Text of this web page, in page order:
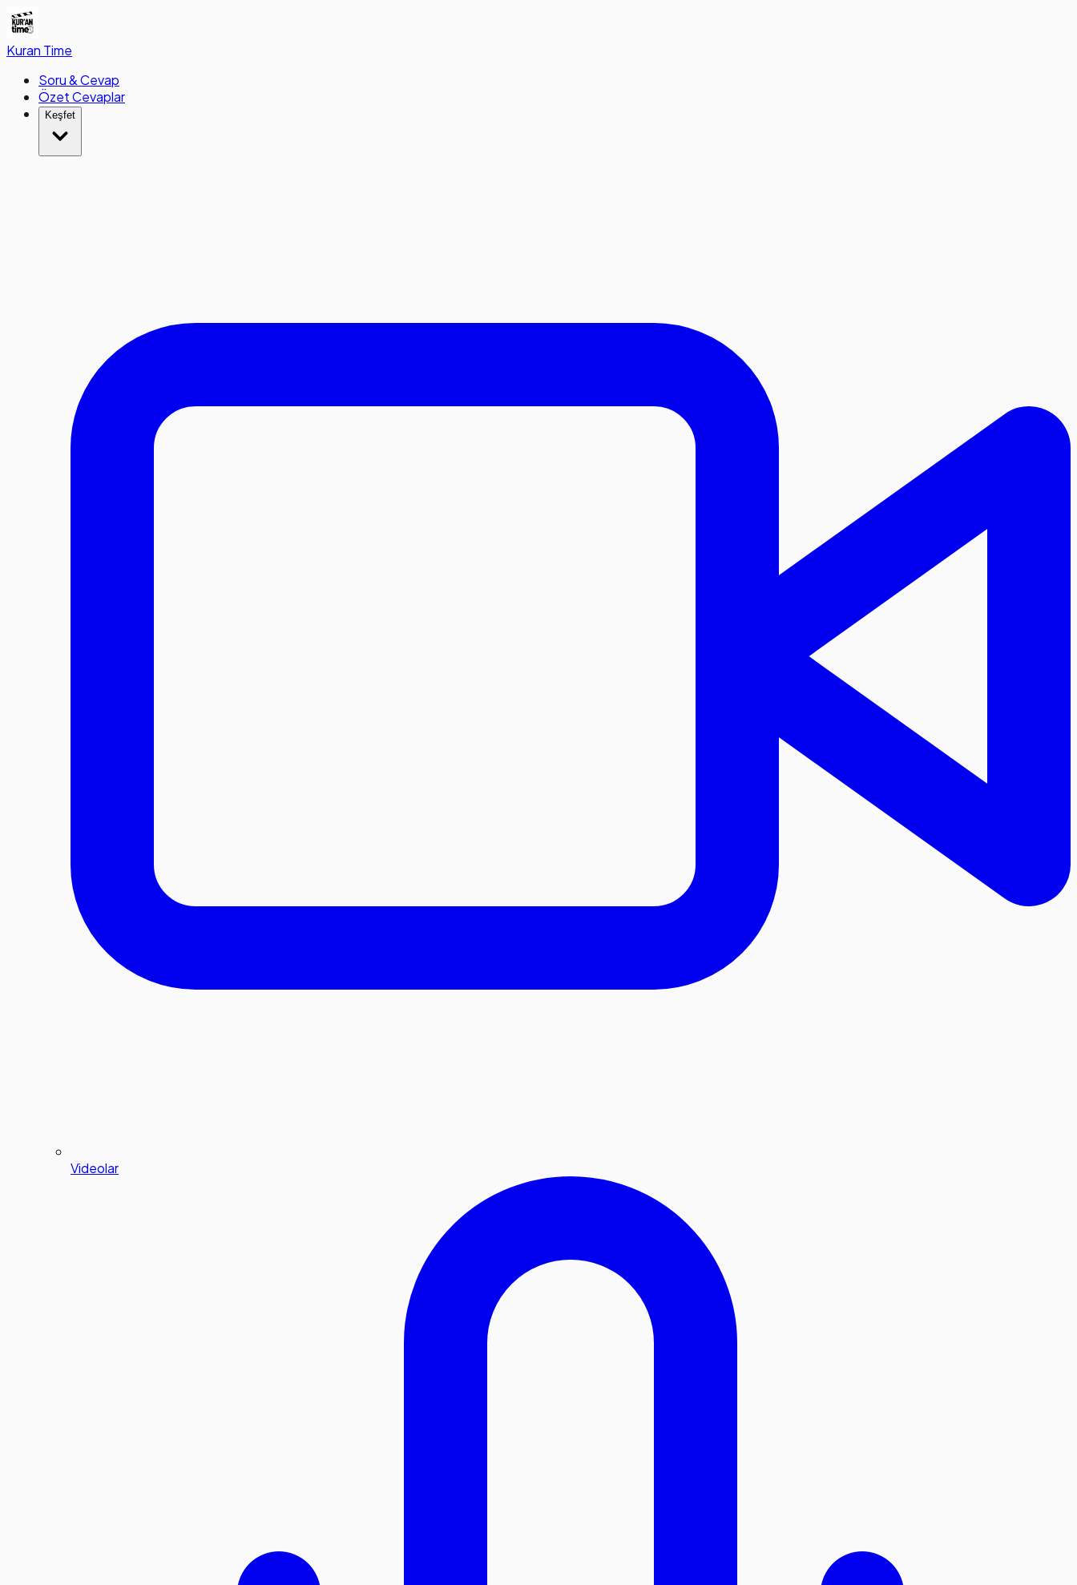
Kuran Time
Soru & Cevap
Özet Cevaplar
Keşfet
Videolar